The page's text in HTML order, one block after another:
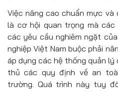
Việc nâng cao chuẩn mực
là cơ hội quan trọng mà các
các yêu cầu nghiêm ngặt
nghiệp Việt Nam buộc phải
áp dụng các hệ thống quản
thủ các quy định về an
trường. Quá trình này tuy